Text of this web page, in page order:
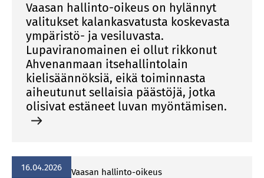
Vaasan hallinto-oikeus on hylännyt
valitukset kalankasvatusta koskevasta
ympäristö- ja vesiluvasta.
Lupaviranomainen ei ollut rikkonut
Ahvenanmaan itsehallintolain
kielisäännöksiä, eikä toiminnasta
aiheutunut sellaisia päästöjä, jotka
olisivat estäneet luvan myöntämisen.
16.04.2026 Vaasan hallinto-oikeus